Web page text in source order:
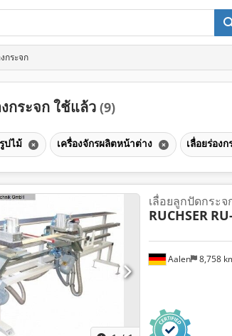
กระจก
กระจก ใช้แล้ว (9)
ปไม้ เครื่องจักรผลิตหน้าต่าง เลื่อยร่องก
Aalen 8,758
เลื่อยลูกปัดกระจ
RUCHSER